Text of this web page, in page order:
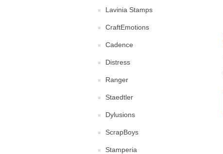
Lavinia Stamps
CraftEmotions
Cadence
Distress
Ranger
Staedtler
Dylusions
ScrapBoys
Stamperia